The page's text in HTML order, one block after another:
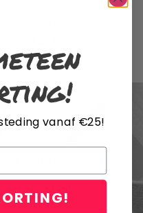
NIEUWSBRIEF
vanaf €25!